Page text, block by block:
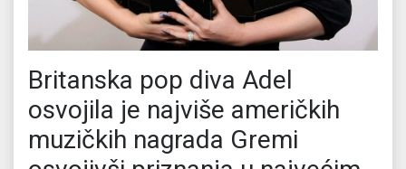
Britanska pop diva Adel
osvojila je najviše američkih
muzičkih nagrada Gremi